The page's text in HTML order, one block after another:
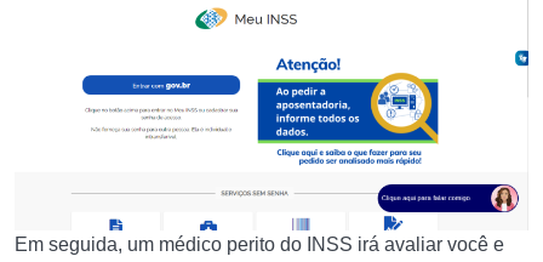
Em seguida, um médico perito do INSS irá avaliar você e